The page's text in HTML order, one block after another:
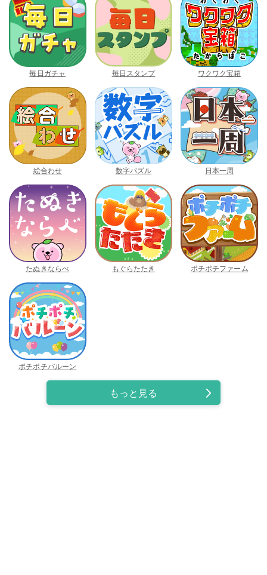
毎日ガチャ 毎日スタンプ ワクワク宝箱
絵合わせ 数字パズル 日本一周
たぬきならべ もぐらたたき ポチポチファーム
ポチポチバルーン
もっと見る